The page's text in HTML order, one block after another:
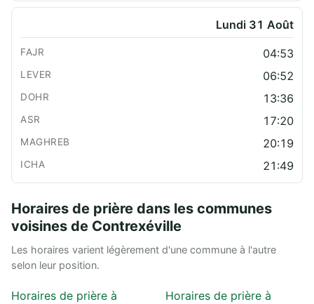
Lundi 31 Août
04:53
06:52
13:36
17:20
20:19
21:49
Horaires de prière dans les communes
voisines de Contrexéville
Les horaires varient légèrement d'une commune à l'autre
selon leur position.
Horaires de prière à
Horaires de prière à